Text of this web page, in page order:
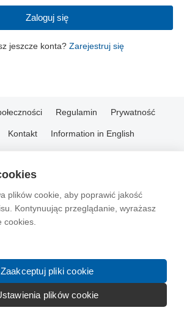
plików cookie, aby poprawić jakość
Kontynuując przeglądanie, wyrażasz
cookies.
Zaakceptuj pliki cookie
plików cookie
Zaloguj się
jeszcze konta? Zarejestruj się
Regulamin Prywatność
Kontakt Information in English